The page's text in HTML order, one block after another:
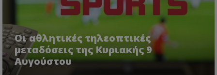
Οι αθλητικές τηλεοπτικές
μεταδόσεις της Κυριακής 9
Αυγούστου